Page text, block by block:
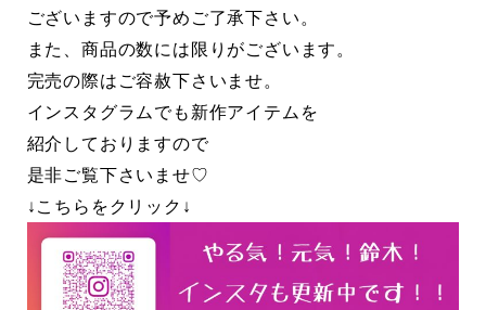
ございますので予めご了承下さい。
また、商品の数には限りがございます。
完売の際はご容赦下さいませ。
インスタグラムでも新作アイテムを
紹介しておりますので
是非ご覧下さいませ♡
↓こちらをクリック↓